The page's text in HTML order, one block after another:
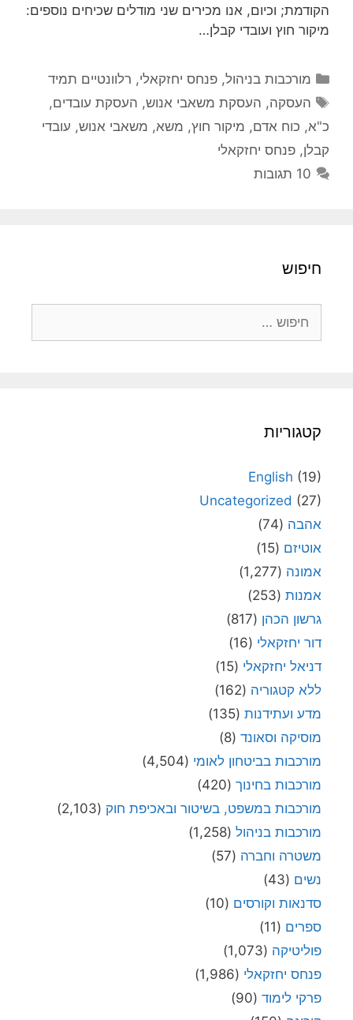
הקודמת; וכיום, אנו מכירים שני מודלים שכיחים נוספים:
מיקור חוץ ועובדי קבלן…
קטגוריות
מורכבות בניהול,פנחס יחזקאלי, רלוונטיים תמיד
תגיות
העסקה, העסקת משאבי אנוש, העסקת עובדים,
כ"א, כוח אדם, מיקור חוץ, משא, משאבי אנוש, עובדי
קבלן, פנחס יחזקאלי
10 תגובות
חיפוש
קטגוריות
English (19)
Uncategorized (27)
אהבה (74)
אוטיזם (15)
אמונה (1,277)
אמנות (253)
גרשון הכהן (817)
דור יחזקאלי (16)
דניאל יחזקאלי (15)
ללא קטגוריה (162)
מדע ועתידנות (135)
מוסיקה וסאונד (8)
מורכבות בביטחון לאומי (4,504)
מורכבות בחינוך (420)
מורכבות במשפט, בשיטור ובאכיפת חוק (2,103)
מורכבות בניהול (1,258)
משטרה וחברה (57)
נשים (43)
סדנאות וקורסים (10)
ספרים (11)
פוליטיקה (1,073)
פנחס יחזקאלי (1,986)
פרקי לימוד (90)